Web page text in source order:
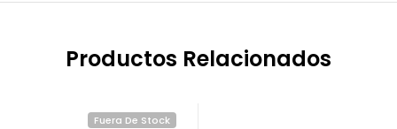
Productos Relacionados
Fuera De Stock